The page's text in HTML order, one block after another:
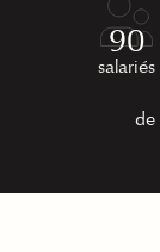
90
salariés
de